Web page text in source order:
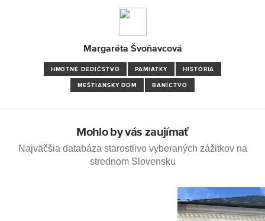
Margaréta Švoňavcová
HMOTNÉ DEDIČSTVO PAMIATKY HISTÓRIA
MEŠTIANSKY DOM BANÍCTVO
Mohlo by vás zaujímať
Najväčšia databáza starostlivo vyberaných zážitkov na
strednom Slovensku